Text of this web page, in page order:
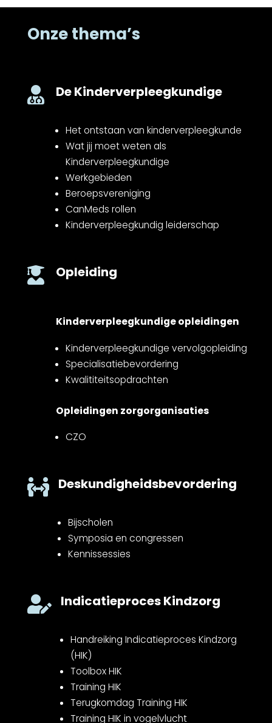
Onze thema’s
 De Kinderverpleegkundige
Het ontstaan van kinderverpleegkunde
Wat jij moet weten als
Kinderverpleegkundige
Werkgebieden
Beroepsvereniging
CanMeds rollen
Kinderverpleegkundig leiderschap
 Opleiding
Kinderverpleegkundige opleidingen
Kinderverpleegkundige vervolgopleiding
Specialisatiebevordering
Kwalititeitsopdrachten
Opleidingen zorgorganisaties
CZO
 Deskundigheidsbevordering
Bijscholen
Symposia en congressen
Kennissessies
 Indicatieproces Kindzorg
Handreiking Indicatieproces Kindzorg
(HIK)
Toolbox HIK
Training HIK
Terugkomdag Training HIK
Training HIK in vogelvlucht